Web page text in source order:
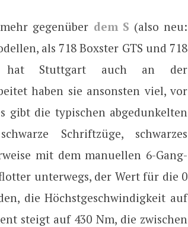
gegenüber dem S (also neu:
als 718 Boxster GTS und 718
hat Stuttgart auch an der
haben sie ansonsten viel, vor
gibt die typischen abgedunkelten
Schriftzüge, schwarzes
mit dem manuellen 6-Gang-
unterwegs, der Wert für die 0
die Höchstgeschwindigkeit auf
steigt auf 430 Nm, die zwischen